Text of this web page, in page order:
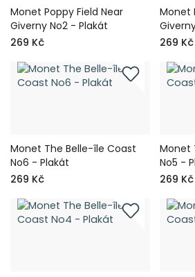
Monet Poppy Field Near
Giverny No2 - Plakát
269 Kč
Monet
269 Kč
Monet The Belle-île Coast
No6 - Plakát
269 Kč
Monet
No5 -
269 Kč